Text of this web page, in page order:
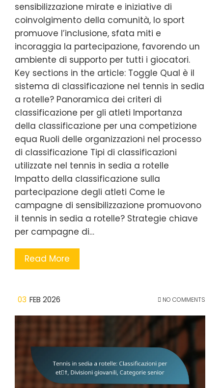
sensibilizzazione mirate e iniziative di
coinvolgimento della comunità, lo sport
promuove l’inclusione, sfata miti e
incoraggia la partecipazione, favorendo un
ambiente di supporto per tutti i giocatori.
Key sections in the article: Toggle Qual è il
sistema di classificazione nel tennis in sedia
a rotelle? Panoramica dei criteri di
classificazione per gli atleti Importanza
della classificazione per una competizione
equa Ruoli delle organizzazioni nel processo
di classificazione Tipi di classificazioni
utilizzate nel tennis in sedia a rotelle
Impatto della classificazione sulla
partecipazione degli atleti Come le
campagne di sensibilizzazione promuovono
il tennis in sedia a rotelle? Strategie chiave
per campagne di…
Read More
03 FEB 2026 NO COMMENTS